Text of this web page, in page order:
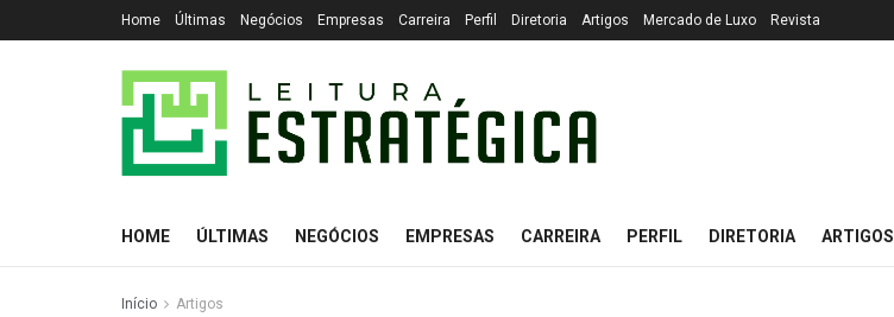
Home Últimas Negócios Empresas Carreira Perfil Diretoria Artigos Mercado de Luxo Revista
HOME ÚLTIMAS NEGÓCIOS EMPRESAS CARREIRA PERFIL DIRETORIA ARTIGOS
Início Artigos